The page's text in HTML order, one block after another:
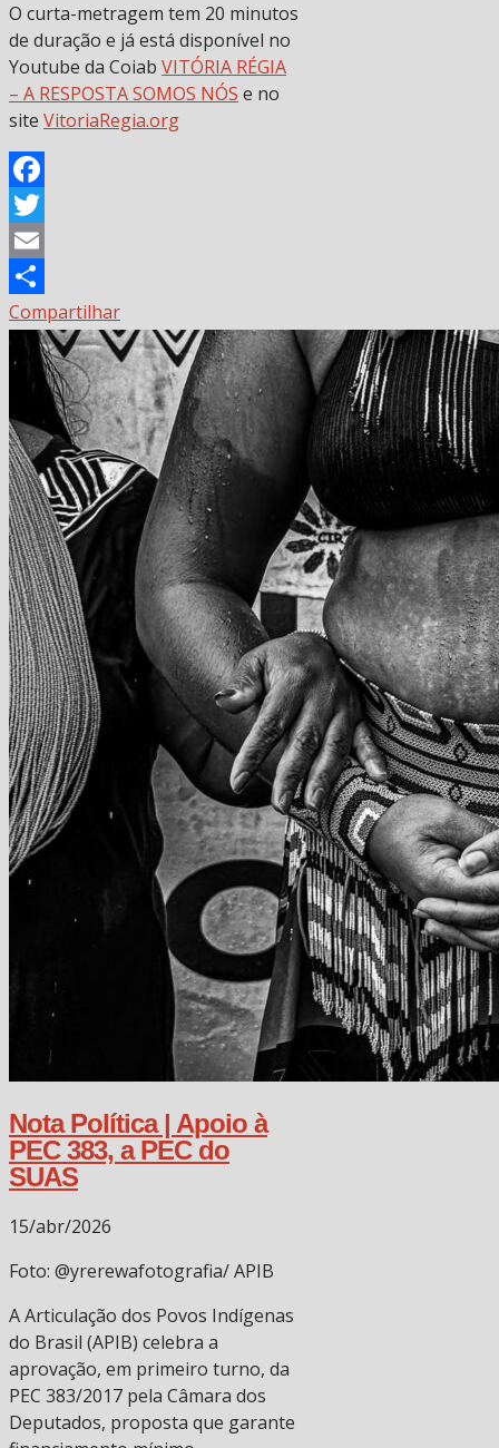
O curta-metragem tem 20 minutos
de duração e já está disponível no
Youtube da Coiab VITÓRIA RÉGIA
– A RESPOSTA SOMOS NÓS e no
site VitoriaRegia.org
Facebook
Twitter
Email
Compartilhar
Nota Política | Apoio à
PEC 383, a PEC do
SUAS
15/abr/2026
Foto: @yrerewafotografia/ APIB
A Articulação dos Povos Indígenas
do Brasil (APIB) celebra a
aprovação, em primeiro turno, da
PEC 383/2017 pela Câmara dos
Deputados, proposta que garante